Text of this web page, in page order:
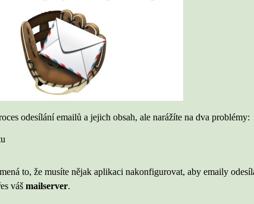
odesílání emailů a jejich obsah, ale narážíte na dva problémy:
to, že musíte nějak aplikaci nakonfigurovat, aby emaily
váš mailserver.